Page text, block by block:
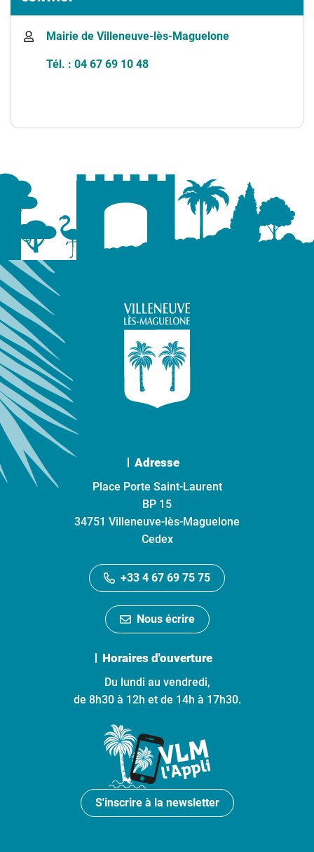
Mairie de Villeneuve-lès-Maguelone
Tél. : 04 67 69 10 48
Adresse
Place Porte Saint-Laurent
BP 15
34751 Villeneuve-lès-Maguelone
Cedex
+33 4 67 69 75 75
Nous écrire
Horaires d'ouverture
Du lundi au vendredi,
de 8h30 à 12h et de 14h à 17h30.
S'inscrire à la newsletter